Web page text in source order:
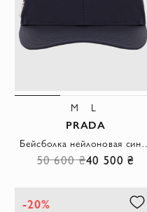
M L
PRADA
50 600 ₴40 500 ₴
-20%